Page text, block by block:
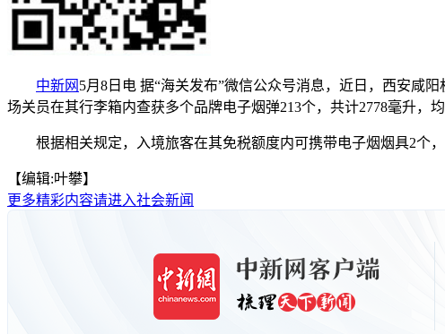
中新网 5月8日电 据“海关发布”微信公众号消息，近日，西安咸
场关员在其行李箱内查获多个品牌电子烟弹213个，共计2778毫升，
根据相关规定，入境旅客在其免税额度内可携带电子烟烟具2个，
【编辑:叶攀】
更多精彩内容请进入社会新闻